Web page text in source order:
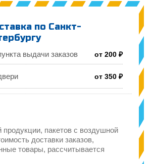
по Санкт-
выдачи заказов от 200 ₽
от 350 ₽
пакетов с воздушной
доставки заказов,
товары, рассчитывается